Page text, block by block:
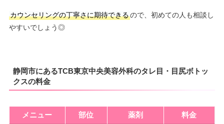
カウンセリングの丁寧さに期待できるので、初めての人も相談し
やすいでしょう◎
静岡市にあるTCB東京中央美容外科のタレ目・目尻ボトッ
クスの料金
メニュー 部位 薬剤 料金